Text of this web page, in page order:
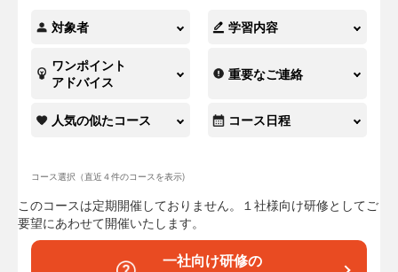
対象者 学習内容
ワンポイント
アドバイス
重要なご連絡
人気の似たコース コース日程
コース選択（直近４件のコースを表示)
このコースは定期開催しておりません。１社様向け研修としてご
要望にあわせて開催いたします。
一社向け研修の